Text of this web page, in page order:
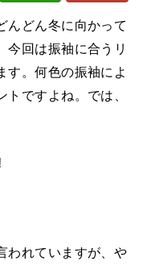
んどん冬に向かって
今回は振袖に合うリ
す。何色の振袖によ
トですよね。では、
われていますが、や